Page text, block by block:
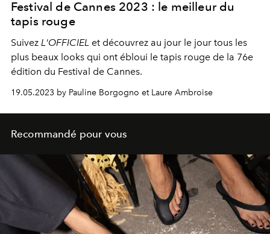
Festival de Cannes 2023 : le meilleur du
tapis rouge
Suivez L'OFFICIEL et découvrez au jour le jour tous les
plus beaux looks qui ont ébloui le tapis rouge de la 76e
édition du Festival de Cannes.
19.05.2023 by Pauline Borgogno et Laure Ambroise
Recommandé pour vous